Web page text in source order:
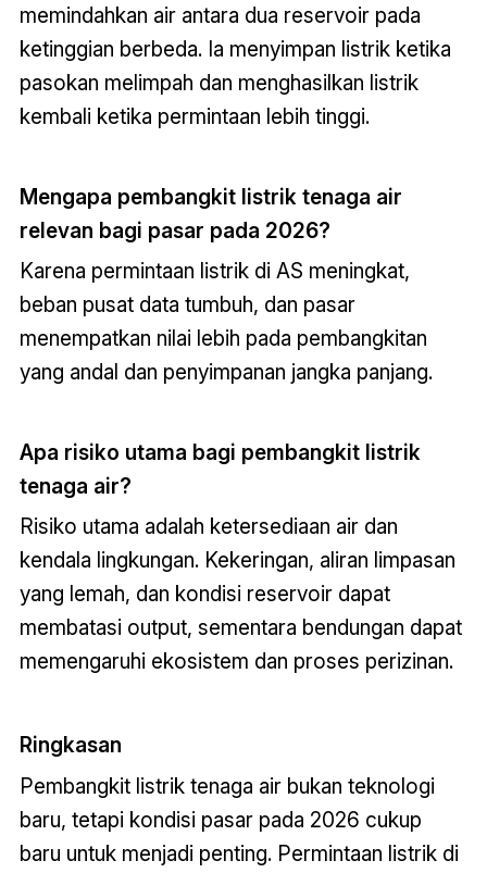
memindahkan air antara dua reservoir pada
ketinggian berbeda. Ia menyimpan listrik ketika
pasokan melimpah dan menghasilkan listrik
kembali ketika permintaan lebih tinggi.
Mengapa pembangkit listrik tenaga air
relevan bagi pasar pada 2026?
Karena permintaan listrik di AS meningkat,
beban pusat data tumbuh, dan pasar
menempatkan nilai lebih pada pembangkitan
yang andal dan penyimpanan jangka panjang.
Apa risiko utama bagi pembangkit listrik
tenaga air?
Risiko utama adalah ketersediaan air dan
kendala lingkungan. Kekeringan, aliran limpasan
yang lemah, dan kondisi reservoir dapat
membatasi output, sementara bendungan dapat
memengaruhi ekosistem dan proses perizinan.
Ringkasan
Pembangkit listrik tenaga air bukan teknologi
baru, tetapi kondisi pasar pada 2026 cukup
baru untuk menjadi penting. Permintaan listrik di